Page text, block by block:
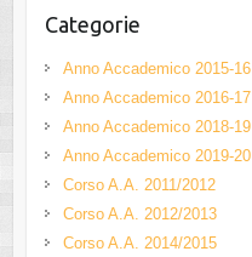
Categorie
Anno Accademico 2015-16
Anno Accademico 2016-17
Anno Accademico 2018-19
Anno Accademico 2019-20
Corso A.A. 2011/2012
Corso A.A. 2012/2013
Corso A.A. 2014/2015